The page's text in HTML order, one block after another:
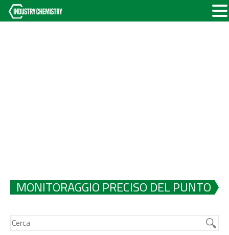
MONITORAGGIO PRECISO DEL PUNTO
DI RUGIADA